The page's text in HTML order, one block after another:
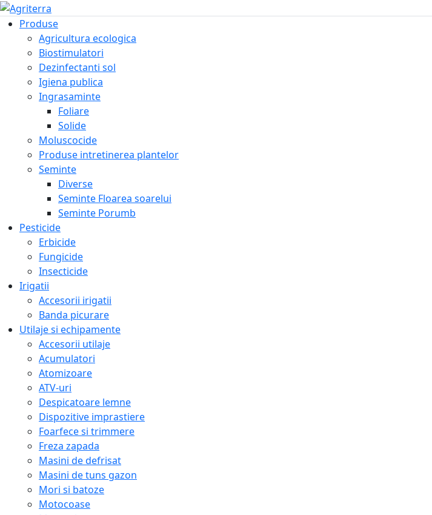
Produse
Agricultura ecologica
Biostimulatori
Dezinfectanti sol
Igiena publica
Ingrasaminte
Foliare
Solide
Moluscocide
Produse intretinerea plantelor
Seminte
Diverse
Seminte Floarea soarelui
Seminte Porumb
Pesticide
Erbicide
Fungicide
Insecticide
Irigatii
Accesorii irigatii
Banda picurare
Utilaje si echipamente
Accesorii utilaje
Acumulatori
Atomizoare
ATV-uri
Despicatoare lemne
Dispozitive imprastiere
Foarfece si trimmere
Freza zapada
Masini de defrisat
Masini de tuns gazon
Mori si batoze
Motocoase